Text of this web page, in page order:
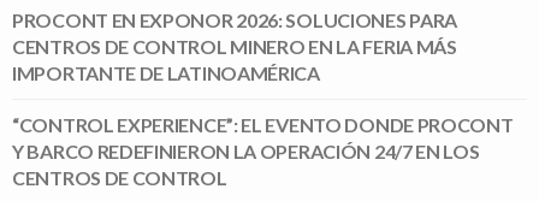
PROCONT EN EXPONOR 2026: SOLUCIONES PARA
CENTROS DE CONTROL MINERO EN LA FERIA MÁS
IMPORTANTE DE LATINOAMÉRICA
“CONTROL EXPERIENCE”: EL EVENTO DONDE PROCONT
Y BARCO REDEFINIERON LA OPERACIÓN 24/7 EN LOS
CENTROS DE CONTROL